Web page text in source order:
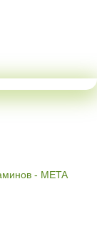
- META